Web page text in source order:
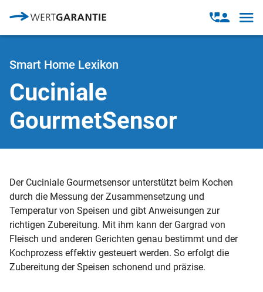
Open
modal
Open
Smart Home Lexikon
Cuciniale
GourmetSensor
Der Cuciniale Gourmetsensor unterstützt beim Kochen
durch die Messung der Zusammensetzung und
Temperatur von Speisen und gibt Anweisungen zur
richtigen Zubereitung. Mit ihm kann der Gargrad von
Fleisch und anderen Gerichten genau bestimmt und der
Kochprozess effektiv gesteuert werden. So erfolgt die
Zubereitung der Speisen schonend und präzise.